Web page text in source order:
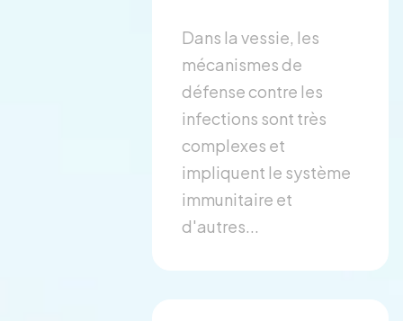
Dans la vessie, les
mécanismes de
défense contre les
infections sont très
complexes et
impliquent le système
immunitaire et
d'autres...